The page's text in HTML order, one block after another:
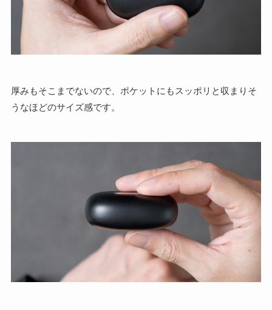
厚みもそこまでないので、ポケットにもスッポリと収まりそ
うなほどのサイズ感です。